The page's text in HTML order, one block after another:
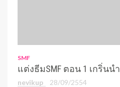
SMF
แต่งธีมSMF ตอน 1 เกริ่นนำ
nevikup 28/09/2554